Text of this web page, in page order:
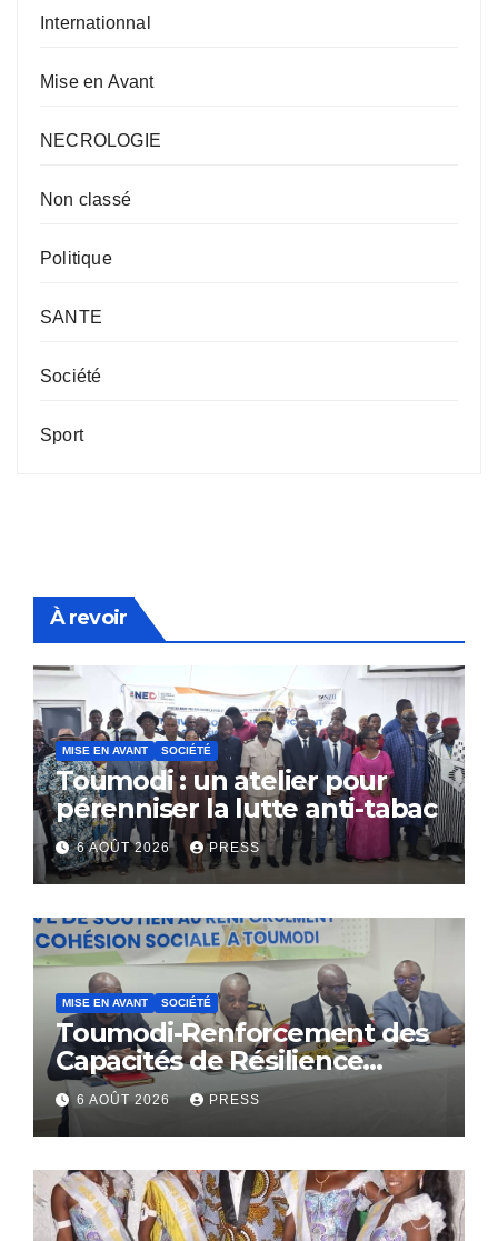
Internationnal
Mise en Avant
NECROLOGIE
Non classé
Politique
SANTE
Société
Sport
À revoir
MISE EN AVANT SOCIÉTÉ
Toumodi : un atelier pour
pérenniser la lutte anti-tabac
6 AOÛT 2026 PRESS
MISE EN AVANT SOCIÉTÉ
Toumodi-Renforcement des
Capacités de Résilience
Communautaire
6 AOÛT 2026 PRESS